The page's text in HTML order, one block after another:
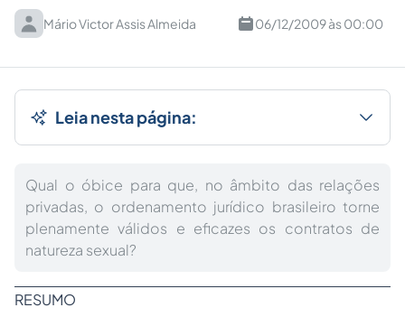
Mário Victor Assis Almeida 06/12/2009 às 00:00
Leia nesta página:
Qual o óbice para que, no âmbito das relações
privadas, o ordenamento jurídico brasileiro torne
plenamente válidos e eficazes os contratos de
natureza sexual?
RESUMO